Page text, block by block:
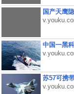
国产天鹰
中国一黑
苏57可携